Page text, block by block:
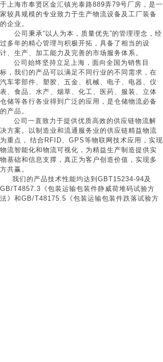
于上海市奉贤区金汇镇光泰路889弄79号厂房，是一
家较具规模的专业致力于生产物流设备及工厂装备
的企业。
公司秉承“以人为本，质量优先”的管理理念，经
过多年的精心管理与积极开拓，具备了相当的设
计、生产、加工能力及完善的市场服务体系。
公司始终坚持立足上海，面向全国为销售目
标，我们的产品可以满足不同行业的不同需求，在
汽车零部件、塑胶、五金、机械、电子、电器、仪
表、食品、水产、烟草、化工、医药、服装、立体
仓储等各行各业得到广泛的应用，是仓储物流必备
的产品。
公司一直致力于提供优质高效的供应链物流解
决方案。以制造业和流通服务业的供应链精益物流
为重点， 结合 RFID、 GPS等物联网技术应用，实现
物流智能化和物流可视化，为精益生产制造提供实
物基础和信息支撑，真正为客户创造价值，实现多
方共赢。
我们的产品技术性能均达到 GBT15234-94及
GB/T4857.3 《包装运输包装件静威荷堆码试验方
法》和GB/T48175.5 《包装运输包装件跌落试验方